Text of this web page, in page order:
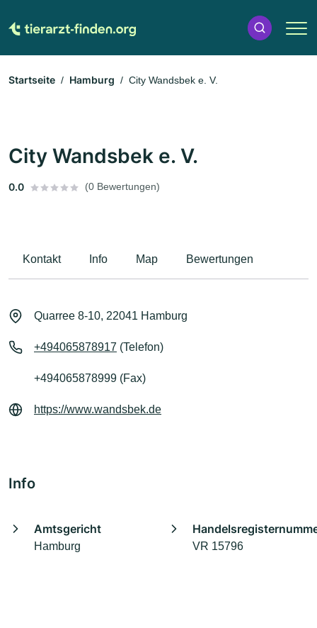
Startseite Hamburg City Wandsbek e. V.
City Wandsbek e. V.
0.0 (0 Bewertungen)
Kontakt Info Map Bewertungen
Quarree 8-10, 22041 Hamburg
+494065878917 (Telefon)
+494065878999 (Fax)
https://www.wandsbek.de
Info
Amtsgericht
Hamburg VR 15796